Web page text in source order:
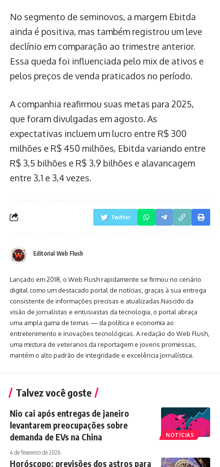
No segmento de seminovos, a margem Ebitda
ainda é positiva, mas também registrou um leve
declínio em comparação ao trimestre anterior.
Essa queda foi influenciada pelo mix de ativos e
pelos preços de venda praticados no período.
A companhia reafirmou suas metas para 2025,
que foram divulgadas em agosto. As
expectativas incluem um lucro entre R$ 300
milhões e R$ 450 milhões, Ebitda variando entre
R$ 3,5 bilhões e R$ 3,9 bilhões e alavancagem
entre 3,1 e 3,4 vezes.
Twitter
Editorial Web Flush
Lançado em 2018, o Web Flush rapidamente se firmou no cenário
digital como um destacado portal de notícias, graças à sua entrega
consistente de informações precisas e atualizadas.Nascido da
visão de jornalistas e entusiastas da tecnologia, o portal abraça
uma ampla gama de temas — da política e economia ao
entretenimento e inovações tecnológicas. A redação do Web Flush,
uma mistura de veteranos da reportagem e jovens promessas,
mantém o alto padrão de integridade e excelência jornalística.
Talvez você goste
NOTÍCIAS
Nio cai após entregas de janeiro
levantarem preocupações sobre
demanda de EVs na China
4 de fevereiro de 2026
Horóscopo: previsões dos astros para